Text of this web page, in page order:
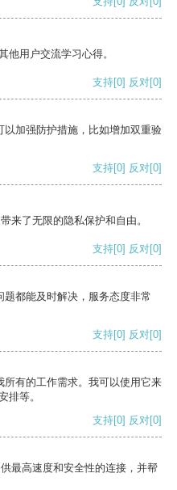
他用户交流学习心得。
支持[0] 反对[0]
加强防护措施，比如增加双重验
支持[0] 反对[0]
来了无限的隐私保护和自由。
支持[0] 反对[0]
都能及时解决，服务态度非常
支持[0] 反对[0]
有的工作需求。我可以使用它来
排等。
支持[0] 反对[0]
最高速度和安全性的连接，并帮